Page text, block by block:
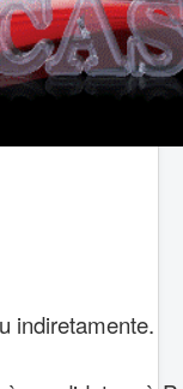
indiretamente.